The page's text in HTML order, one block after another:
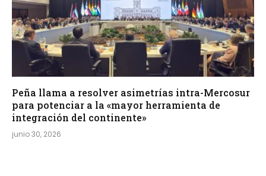
Peña llama a resolver asimetrías intra-Mercosur
para potenciar a la «mayor herramienta de
integración del continente»
junio 30, 2026